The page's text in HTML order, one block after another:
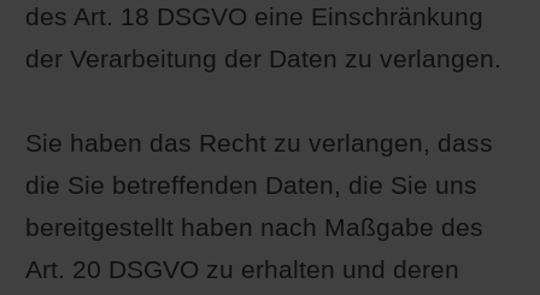
des Art. 18 DSGVO eine Einschränkung
der Verarbeitung der Daten zu verlangen.
Sie haben das Recht zu verlangen, dass
die Sie betreffenden Daten, die Sie uns
bereitgestellt haben nach Maßgabe des
Art. 20 DSGVO zu erhalten und deren